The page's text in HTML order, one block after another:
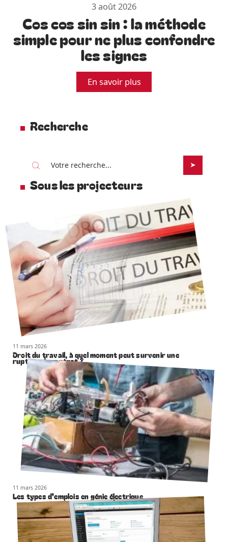
3 août 2026
Cos cos sin sin : la méthode
simple pour ne plus confondre
les signes
En savoir plus
Recherche
Sous les projecteurs
11 mars 2026
Droit du travail, à quel moment peut survenir une
rupture de contrat ?
11 mars 2026
Les types d’emplois en génie électrique